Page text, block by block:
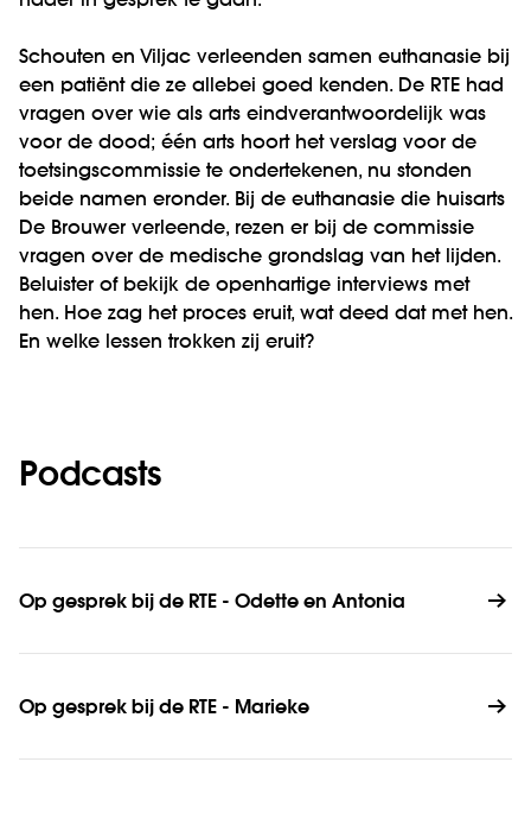
Schouten en Viljac verleenden samen euthanasie bij
een patiënt die ze allebei goed kenden. De RTE had
vragen over wie als arts eindverantwoordelijk was
voor de dood; één arts hoort het verslag voor de
toetsingscommissie te ondertekenen, nu stonden
beide namen eronder. Bij de euthanasie die huisarts
De Brouwer verleende, rezen er bij de commissie
vragen over de medische grondslag van het lijden.
Beluister of bekijk de openhartige interviews met
hen. Hoe zag het proces eruit, wat deed dat met hen.
En welke lessen trokken zij eruit?
Podcasts
Op gesprek bij de RTE - Odette en Antonia
Op gesprek bij de RTE - Marieke